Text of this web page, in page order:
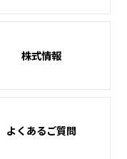
株式情報
よくあるご質問